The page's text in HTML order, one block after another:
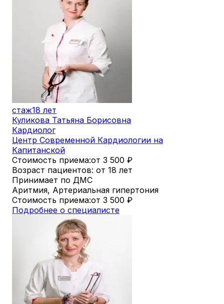
стаж18 лет
Куликова Татьяна Борисовна
Кардиолог
Центр Современной Кардиологии на
Капитанской
Стоимость приема:от 3 500 ₽
Возраст пациентов: от 18 лет
Принимает по ДМС
Аритмия, Артериальная гипертония
Стоимость приема:от 3 500 ₽
Подробнее о специалисте